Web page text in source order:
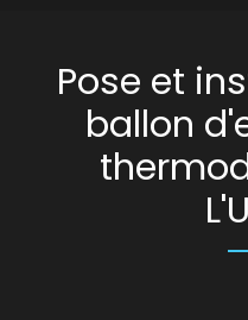
Pose et
ballon